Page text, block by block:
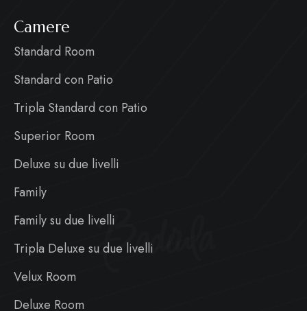
Camere
Standard Room
Standard con Patio
Tripla Standard con Patio
Superior Room
Deluxe su due livelli
Family
Family su due livelli
Tripla Deluxe su due livelli
Velux Room
Deluxe Room
Badiula